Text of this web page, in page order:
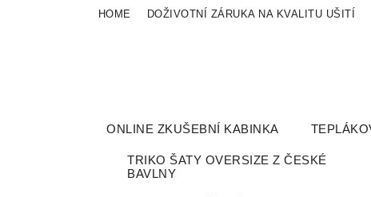
HOME DOŽIVOTNÍ ZÁRUKA NA KVALITU UŠITÍ
ONLINE ZKUŠEBNÍ KABINKA
TRIKO ŠATY OVERSIZE Z ČESKÉ
BAVLNY